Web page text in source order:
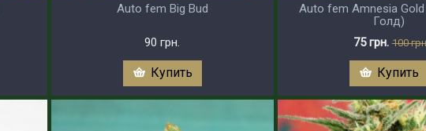
Auto fem Big Bud
90 грн.
Купить
Auto fem Amnesia
Голд)
75 грн. 100
Купить